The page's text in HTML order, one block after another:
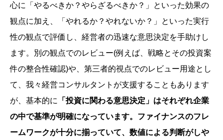
心に「やるべきか？やらざるべきか？」といった効果の
観点に加え、「やれるか？やれないか？」といった実行
性の観点で評価し、経営者の迅速な意思決定を手助けし
ます。別の観点でのレビュー(例えば、戦略とその投資案
件の整合性確認)や、第三者的視点でのレビュー用途とし
て、我々経営コンサルタントが支援することもあります
が、基本的に
「投資に関わる意思決定」はそれぞれ企業
の中で基準が明確になっています。ファイナンスのフレ
ームワークが十分に揃っていて、数値による判断がしや